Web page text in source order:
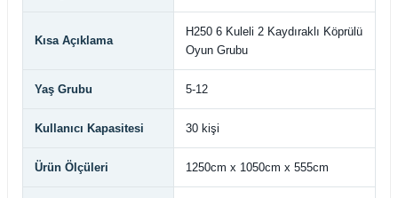
Kısa Açıklama
H250 6 Kuleli 2 Kaydıraklı Köprülü
Oyun Grubu
Yaş Grubu 5-12
Kullanıcı Kapasitesi 30 kişi
Ürün Ölçüleri 1250cm x 1050cm x 555cm